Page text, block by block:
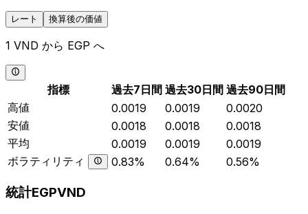
レート 換算後の価値
1 VND から EGP へ
指標 過去7日間 過去30日間 過去90日間
高値
0.0019 0.0019
0.0020
安値
0.0018 0.0018
0.0018
平均
0.0019 0.0019
0.0019
ボラティリティ
0.83% 0.64% 0.56%
統計EGPVND